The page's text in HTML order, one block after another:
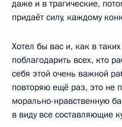
даже и в трагические,
придаёт силу, каждому
Хотел бы вас и, как в
поблагодарить всех, кто
себя этой очень важной
повторяю ещё раз, это не
морально-нравственную
в виду все составляющие